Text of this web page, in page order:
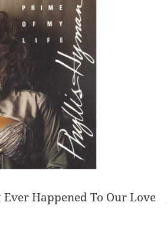
Happened To Our Love /